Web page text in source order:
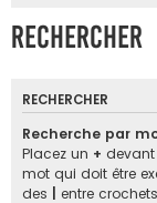
Rechercher
RECHERCHER
Recherche par
Placez un +
mot qui doit être
des
entre